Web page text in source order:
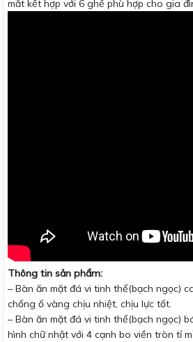
mắt kết hợp với 6 ghế phù hợp cho gia
Thông tin sản phẩm:
– Bàn ăn mặt đá vi tinh thể(bạch ngọc)
chống ố vàng chịu nhiệt, chịu lực tốt.
– Bàn ăn mặt đá vi tinh thể(bạch ngọc)
hình chữ nhật với 4 cạnh bo viền tròn tỉ